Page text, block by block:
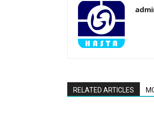
RELATED ARTICLES